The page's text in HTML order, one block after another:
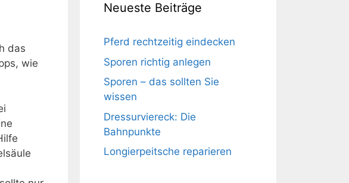
das
wie
Neueste Beiträge
Pferd rechtzeitig eindecken
Sporen richtig anlegen
Sporen – das sollten Sie
wissen
Dressurviereck: Die
Bahnpunkte
Longierpeitsche reparieren